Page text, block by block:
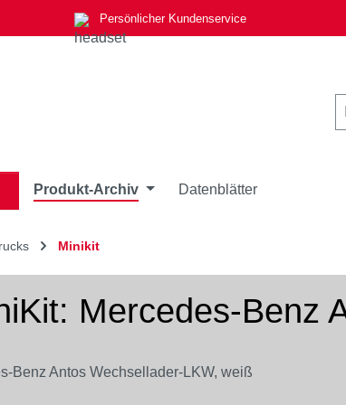
Persönlicher Kundenservice
Produkt-Archiv Datenblätter
Minikit
Mercedes-Benz